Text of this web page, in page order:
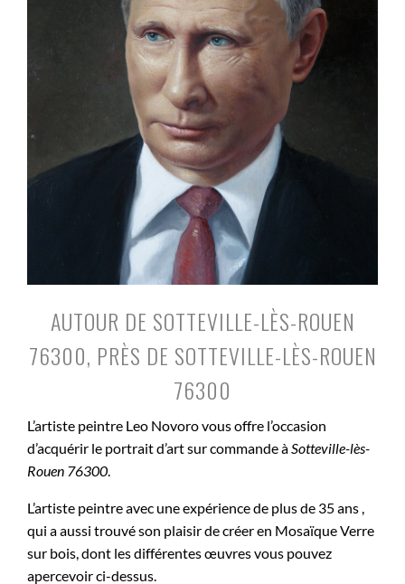
AUTOUR DE SOTTEVILLE-LÈS-ROUEN
76300, PRÈS DE SOTTEVILLE-LÈS-ROUEN
76300
L’artiste peintre Leo Novoro vous offre l’occasion
d’acquérir le portrait d’art sur commande àSotteville-lès-
Rouen 76300.
L’artiste peintre avec une expérience de plus de 35 ans ,
qui a aussi trouvé son plaisir de créer en Mosaïque Verre
sur bois, dont les différentes œuvres vous pouvez
apercevoir ci-dessus.